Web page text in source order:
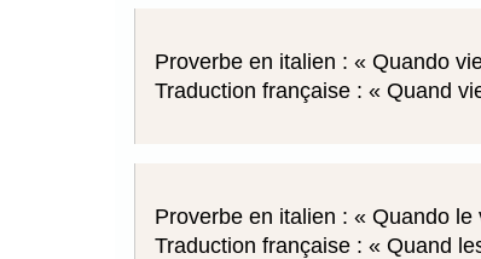
Proverbe en italien :
Quando
Traduction française :
Quand
Proverbe en italien :
Quando le
Traduction française :
Quand